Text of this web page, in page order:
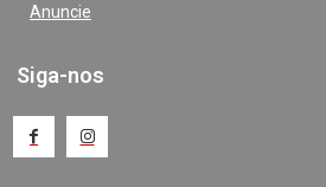
Anuncie
Siga-nos